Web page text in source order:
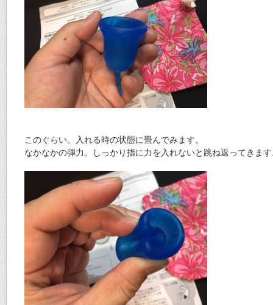
このぐらい。入れる時の状態に畳んでみます。
なかなかの弾力。しっかり指に力を入れないと跳ね返ってきま